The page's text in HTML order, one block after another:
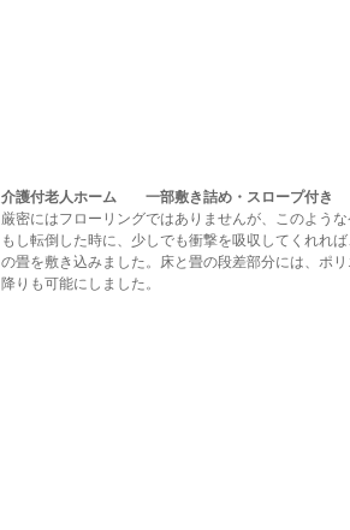
介護付老人ホーム 一部敷き詰め・スロープ付き
厳密にはフローリングではありませんが、このような
もし転倒した時に、少しでも衝撃を吸収してくれれ
の畳を敷き込みました。床と畳の段差部分には、ポ
降りも可能にしました。